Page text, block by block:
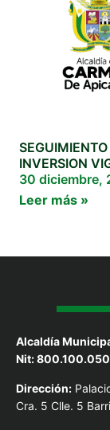
INVERSION
30 diciembre,
Leer más »
Alcaldía
Nit:
Dirección:
Cra. 5 Clle. 5